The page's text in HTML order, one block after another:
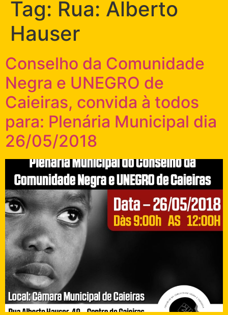
Tag: Rua: Alberto
Hauser
Conselho da Comunidade
Negra e UNEGRO de
Caieiras, convida à todos
para: Plenária Municipal dia
26/05/2018